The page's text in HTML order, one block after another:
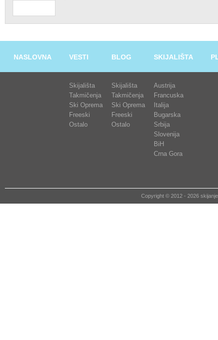
NASLOVNA VESTI
Skijališta
Takmičenja
Ski Oprema
Freeski
Ostalo
BLOG
Skijališta
Takmičenja
Ski Oprema
Freeski
Ostalo
SKIJALIŠTA
Austrija
Francuska
Italija
Bugarska
Srbija
Slovenija
BiH
Crna Gora
Copyright © 2012 - 2026